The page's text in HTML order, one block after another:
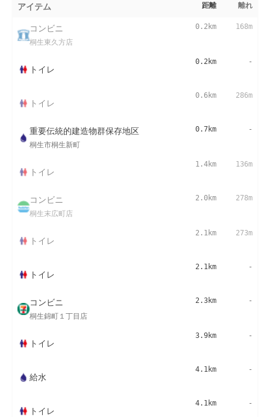
アイテム 距離 離れ
コンビニ
桐生東久方店
0.2km 168m
トイレ
0.2km -
トイレ
0.6km 286m
重要伝統的建造物群保存地区
桐生市桐生新町
0.7km -
トイレ
1.4km 136m
コンビニ
桐生末広町店
2.0km 278m
トイレ
2.1km 273m
トイレ
2.1km -
コンビニ
桐生錦町１丁目店
2.3km -
トイレ
3.9km -
給水
4.1km -
トイレ
4.1km -